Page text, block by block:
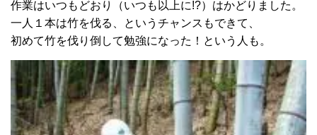
作業はいつもどおり（いつも以上に!?）はかどりました。
一人１本は竹を伐る、というチャンスもできて、
初めて竹を伐り倒して勉強になった！という人も。